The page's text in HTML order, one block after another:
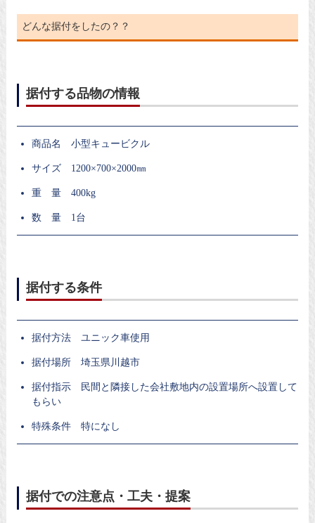
どんな据付をしたの？？
据付する品物の情報
商品名 小型キュービクル
サイズ 1200×700×2000㎜
重 量 400kg
数 量 1台
据付する条件
据付方法 ユニック車使用
据付場所 埼玉県川越市
据付指示 民間と隣接した会社敷地内の設置場所へ設置して
もらい
特殊条件 特になし
据付での注意点・工夫・提案